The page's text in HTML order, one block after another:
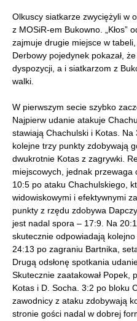
Olkuscy siatkarze zwyciężyli w
z MOSiR-em Bukowno. „Kłos”
zajmuje drugie miejsce w
Derbowy pojedynek pokazał,
dyspozycji, a i siatkarzom z
walki.
W pierwszym secie szybko
Najpierw udanie atakuje
stawiają Chachulski i Kotas.
kolejne trzy punkty zdobywają
dwukrotnie Kotas z zagrywki.
miejscowych, jednak przewaga
10:5 po ataku Chachulskiego,
widowiskowymi i efektywnymi
punkty z rzędu zdobywa
jest nadal spora – 17:9. Na
skutecznie odpowiadają
24:13 po zagraniu Bartnika,
Drugą odsłonę spotkania
Skutecznie zaatakował Popek,
Kotas i D. Socha. 3:2 po bloku
zawodnicy z ataku zdobywają
stronie gości nadal w dobrej